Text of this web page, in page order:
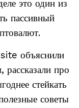
это один из
пассивный
объяснили
про
стейкать
советы